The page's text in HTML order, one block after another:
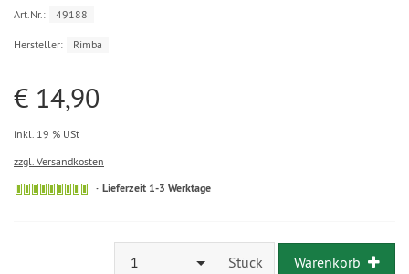
Art.Nr.: 49188
Hersteller: Rimba
€ 14,90
inkl. 19 % USt
zzgl. Versandkosten
Lieferzeit 1-3 Werktage
1 Stück Warenkorb